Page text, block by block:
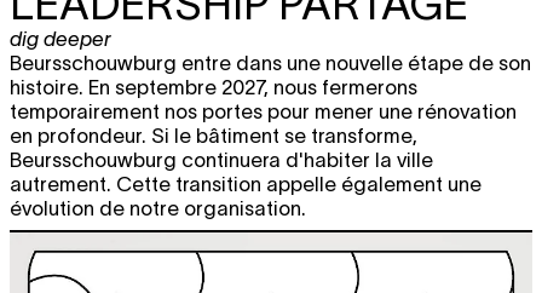
dig deeper
Beursschouwburg entre dans une nouvelle étape de son
histoire. En septembre 2027, nous fermerons
temporairement nos portes pour mener une rénovation
en profondeur. Si le bâtiment se transforme,
Beursschouwburg continuera d'habiter la ville
autrement. Cette transition appelle également une
évolution de notre organisation.